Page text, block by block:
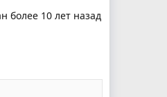
более 10 лет назад